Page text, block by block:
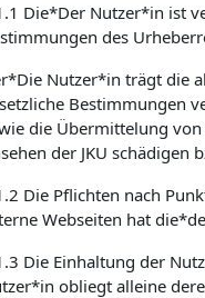
Die*Der Nutzer*in ist
des
Nutzer*in trägt die
Bestimmungen
die Übermittelung
der JKU schädigen
Die Pflichten nach
Webseiten hat
Die Einhaltung der
obliegt alleine